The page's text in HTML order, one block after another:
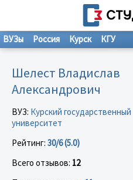
ВУЗы Россия Курск КГУ
Шелест Владислав
Александрович
ВУЗ: Курский государственный
университет
Рейтинг: 30/6 (5.0)
Всего отзывов: 12